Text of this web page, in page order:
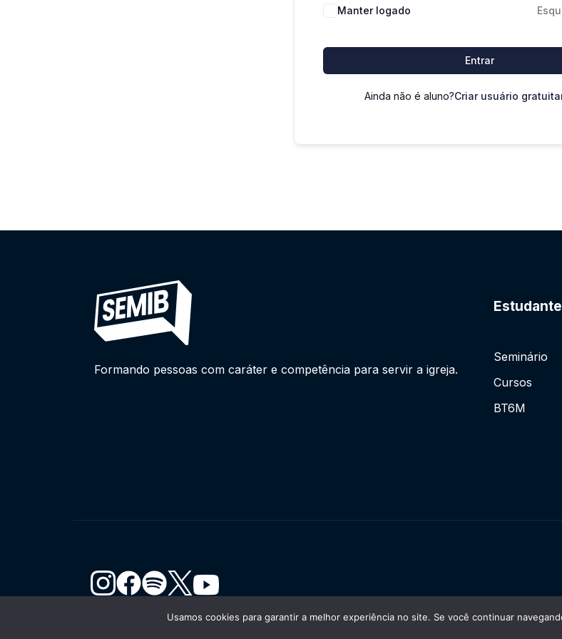
Manter logado
Entrar
Ainda não é aluno?Criar usuário
Formando pessoas com caráter e competência para servir a igreja.
Seminário
Cursos
BT6M
Usamos cookies para garantir a melhor experiência no site. Se você continuar